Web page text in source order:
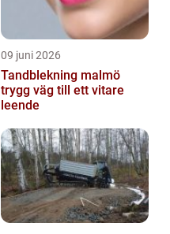
09 juni 2026
Tandblekning malmö
trygg väg till ett vitare
leende